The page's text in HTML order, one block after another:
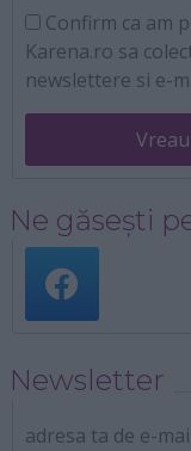
Confirm ca am
Karena.ro sa
newslettere si e-
Ne găsești
Newsletter
adresa ta de e-